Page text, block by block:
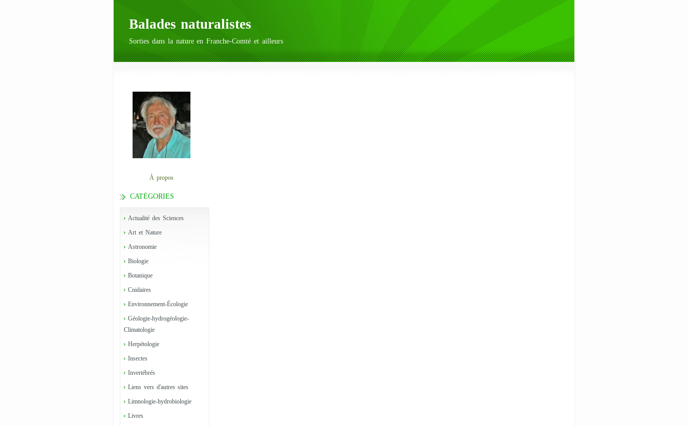
Balades naturalistes
Sorties dans la nature en Franche-Comté et ailleurs
À propos
CATÉGORIES
Actualité des Sciences
Art et Nature
Astronomie
Biologie
Botanique
Cnidaires
Environnement-Écologie
Géologie-hydrogéologie-
Climatologie
Herpétologie
Insectes
Invertébrés
Liens vers d'autres sites
Limnologie-hydrobiologie
Livres